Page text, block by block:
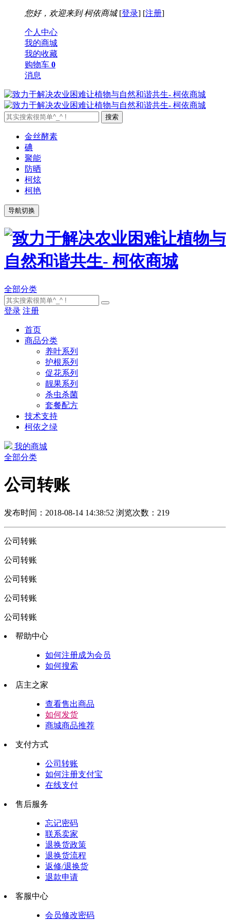
您好，欢迎来到 柯依商城[登录] [注册]
个人中心
我的商城
我的收藏
购物车 0
消息
金丝酵素
碘
聚能
防晒
柯炫
柯艳
导航切换
全部分类
登录 注册
首页
商品分类
养叶系列
护根系列
促花系列
靓果系列
杀虫杀菌
套餐配方
技术支持
柯依之绿
我的商城
全部分类
公司转账
发布时间：2018-08-14 14:38:52 浏览次数：219
公司转账
公司转账
公司转账
公司转账
公司转账
帮助中心
如何注册成为会员
如何搜索
店主之家
查看售出商品
如何发货
商城商品推荐
支付方式
公司转账
如何注册支付宝
在线支付
售后服务
忘记密码
联系卖家
退换货政策
退换货流程
返修/退换货
退款申请
客服中心
会员修改密码